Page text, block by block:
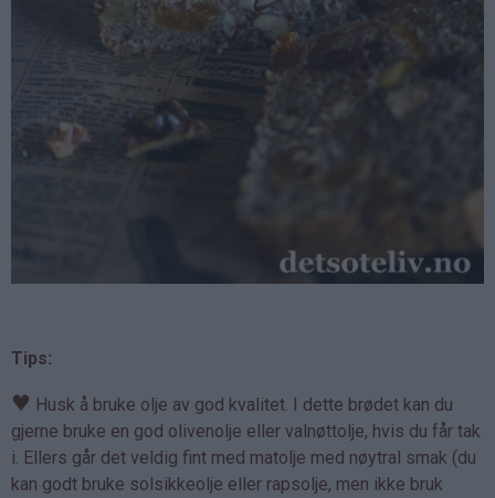
Tips:
♥ Husk å bruke olje av god kvalitet. I dette brødet kan du
gjerne bruke en god olivenolje eller valnøttolje, hvis du får tak
i. Ellers går det veldig fint med matolje med nøytral smak (du
kan godt bruke solsikkeolje eller rapsolje, men ikke bruk